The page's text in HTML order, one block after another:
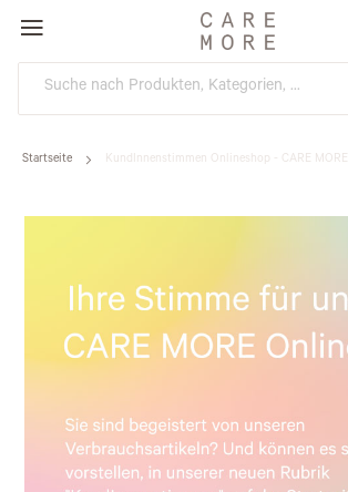
Direkt
zum
Inhalt
Startseite KundInnenstimmen Onlineshop - CARE MORE